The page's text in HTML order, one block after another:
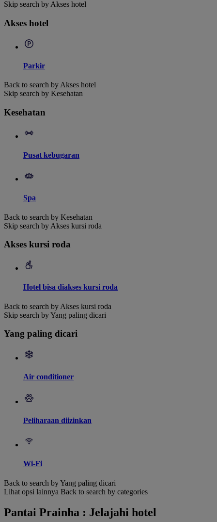
Skip search by Akses hotel
Akses hotel
Parkir
Back to search by Akses hotel
Skip search by Kesehatan
Kesehatan
Pusat kebugaran
Spa
Back to search by Kesehatan
Skip search by Akses kursi roda
Akses kursi roda
Hotel bisa diakses kursi roda
Back to search by Akses kursi roda
Skip search by Yang paling dicari
Yang paling dicari
Air conditioner
Peliharaan diizinkan
Wi-Fi
Back to search by Yang paling dicari
Lihat opsi lainnya Back to search by categories
Pantai Prainha : Jelajahi hotel